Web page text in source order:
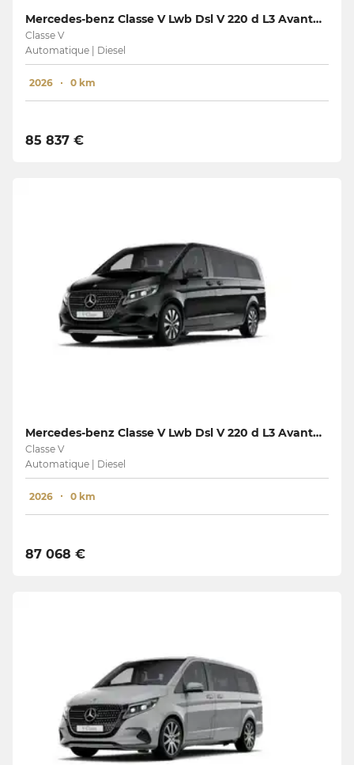
Mercedes-benz Classe V Lwb Dsl V 220 d L3 Avantgarde
Classe V
Automatique | Diesel
2026 0 km
85 837 €
Mercedes-benz Classe V Lwb Dsl V 220 d L3 Avantgarde
Classe V
Automatique | Diesel
2026 0 km
87 068 €